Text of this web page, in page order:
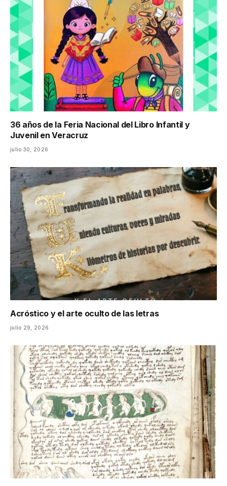
36 años de la Feria Nacional del Libro Infantil y
Juvenil en Veracruz
julio 30, 2026
Acróstico y el arte oculto de las letras
julio 29, 2026